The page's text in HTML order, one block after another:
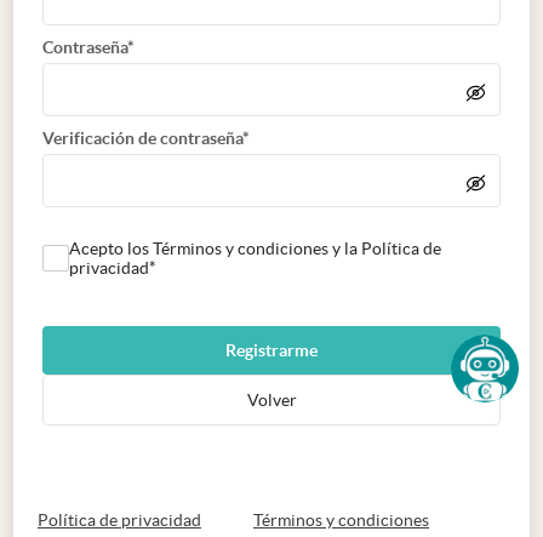
Contraseña*
Verificación de contraseña*
Acepto los Términos y condiciones y la Política de
privacidad*
Registrarme
Volver
Política de privacidad abre en nueva pestaña
Términos y condicionesabre en nueva